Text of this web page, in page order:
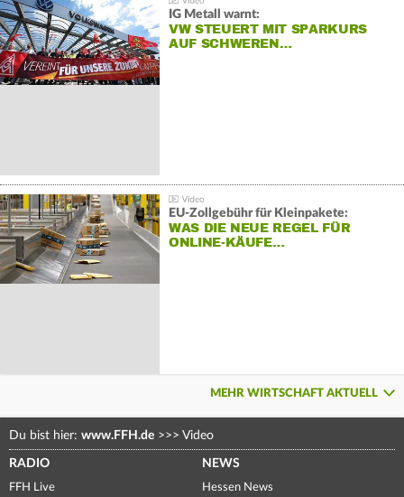
IG Metall warnt:
VW STEUERT MIT SPARKURS
AUF SCHWEREN…
EU-Zollgebühr für Kleinpakete:
WAS DIE NEUE REGEL FÜR
ONLINE-KÄUFE…
MEHR WIRTSCHAFT AKTUELL
Du bist hier: www.FFH.de >>> Video
RADIO
FFH Live
NEWS
Hessen News